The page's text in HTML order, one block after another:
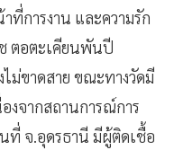
ที่การงาน และความรัก
ตอตะเคียนพันปี
ม่ขาดสาย ขณะทางวัดมี
งจากสถานการณ์การ
ที่ จ.อุดรธานี มีผู้ติดเชื้อ